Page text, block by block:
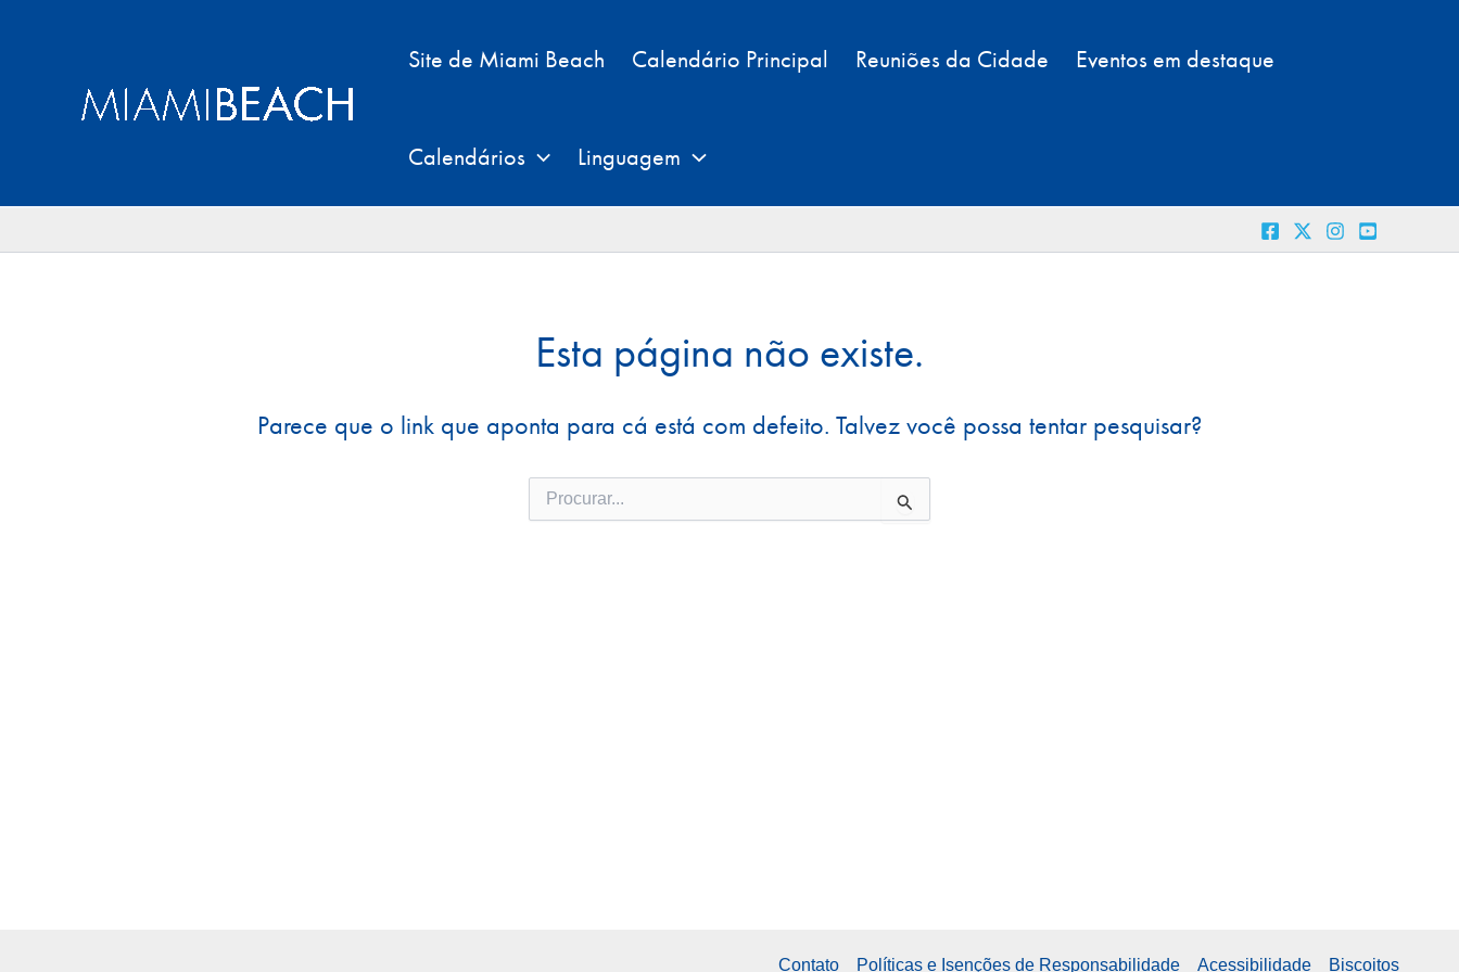
Site de Miami Beach Calendário Principal Reuniões da Cidade Eventos em destaque
Calendários Linguagem
Esta página não existe.
Parece que o link que aponta para cá está com defeito. Talvez você possa tentar pesquisar?
por:
Contato Políticas e Isenções de Responsabilidade Acessibilidade Biscoitos